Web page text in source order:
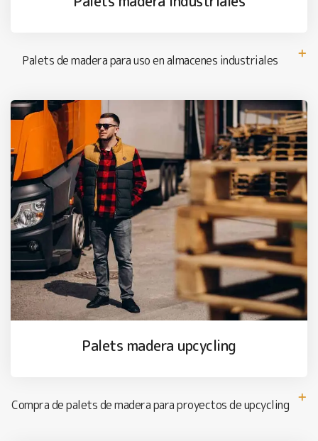
Palets de madera para uso en almacenes industriales
Palets madera upcycling
Compra de palets de madera para proyectos de upcycling